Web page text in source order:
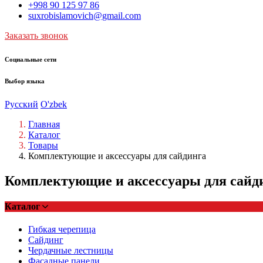
+998 90 125 97 86
suxrobislamovich@gmail.com
Заказать звонок
Социальные сети
Выбор языка
Русский O'zbek
Главная
Каталог
Товары
Комплектующие и аксессуары для сайдинга
Комплектующие и аксессуары для
Каталог
Гибкая черепица
Сайдинг
Чердачные лестницы